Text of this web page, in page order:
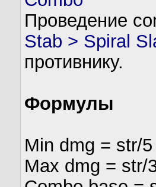
Проведение
Stab > Spiral
противнику.
Формулы
Min dmg = str/5
Max dmg = str/